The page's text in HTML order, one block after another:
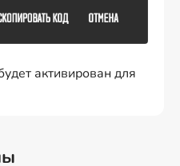
активирован для